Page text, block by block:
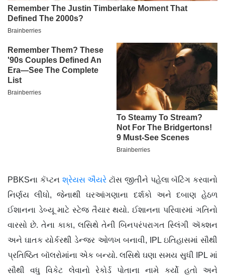
PBKSના કૅપ્ટનશ્રેયસ ઐયરે ટૉસ જીતીને પહેલા બૅટિંગ કરવાનો
નિર્ણય લીધો, જેનાથી ઘરઆંગણાના દર્શકો અને દબાણ હેઠળ
ઈશાનના ડેબ્યૂ માટે સ્ટેજ તૈયાર થયો. ઈશાનના પરિવારમાં ગતિનો
વારસો છે. તેના કાકા, લસિથે તેની બિનપરંપરાગત સ્લિંગી ઍક્શન
અને ઘાતક યોર્કરથી ડેન્જર ઓળખ બનાવી, IPL ઇતિહાસમાં સૌથી
પ્રતિષ્ઠિત બૉલરોમાંના એક બન્યો. લસિથે ઘણા સમય સુધી IPL માં
સૌથી વધુ વિકેટ લેવાનો રેકોર્ડ પોતાના નામે કર્યો હતો અને